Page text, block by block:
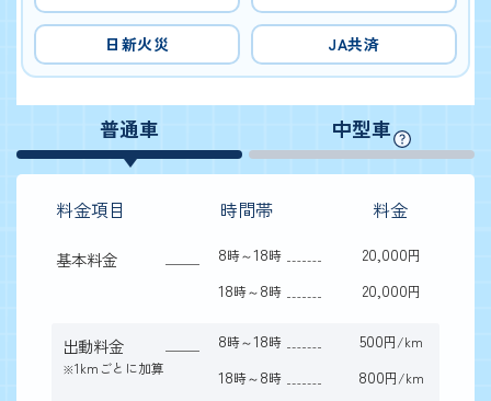
日新火災 JA共済
普通車 中型車
料金項目 時間帯 料金
基本料金 8時～18時 20,000円
18時～8時 20,000円
出動料金
※1kmごとに加算
8時～18時 500円/km
18時～8時 800円/km